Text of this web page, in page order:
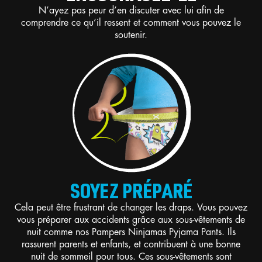
N’ayez pas peur d’en discuter avec lui afin de
comprendre ce qu’il ressent et comment vous pouvez le
soutenir.
SOYEZ PRÉPARÉ
Cela peut être frustrant de changer les draps. Vous pouvez
vous préparer aux accidents grâce aux sous-vêtements de
nuit comme nos Pampers Ninjamas Pyjama Pants. Ils
rassurent parents et enfants, et contribuent à une bonne
nuit de sommeil pour tous. Ces sous-vêtements sont